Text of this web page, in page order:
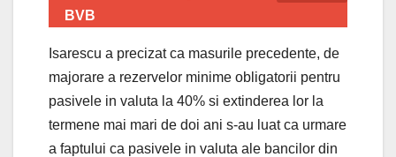
BVB
Isarescu a precizat ca masurile precedente, de
majorare a rezervelor minime obligatorii pentru
pasivele in valuta la 40% si extinderea lor la
termene mai mari de doi ani s-au luat ca urmare
a faptului ca pasivele in valuta ale bancilor din